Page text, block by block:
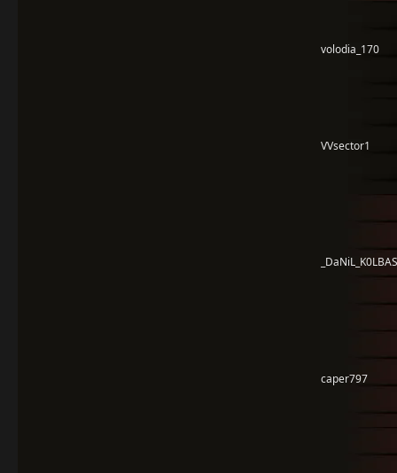
volodia_170
VVsector1
caper797